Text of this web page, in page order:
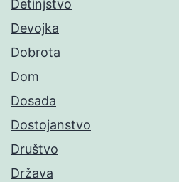
Detinjstvo
Devojka
Dobrota
Dom
Dosada
Dostojanstvo
Društvo
Država